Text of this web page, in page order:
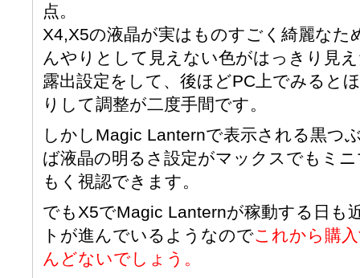
点。
X4,X5の液晶が実はものすごく綺麗な
んやりとして見えない色がはっきり見
露出設定をして、後ほどPC上でみると
りして調整が二度手間です。
しかしMagic Lanternで表示される黒つ
ば液晶の明るさ設定がマックスでもミ
もく視認できます。
でもX5でMagic Lanternが稼動する日も
トが進んでいるようなのでこれから購
んどないでしょう。